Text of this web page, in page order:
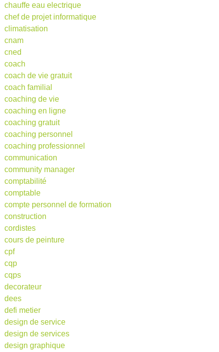
chauffe eau electrique
chef de projet informatique
climatisation
cnam
cned
coach
coach de vie gratuit
coach familial
coaching de vie
coaching en ligne
coaching gratuit
coaching personnel
coaching professionnel
communication
community manager
comptabilité
comptable
compte personnel de formation
construction
cordistes
cours de peinture
cpf
cqp
cqps
decorateur
dees
defi metier
design de service
design de services
design graphique